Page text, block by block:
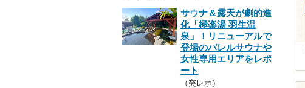
サウナ＆露天が劇的進
化「極楽湯 羽生温
泉」！リニューアルで
登場のバレルサウナや
女性専用エリアをレポ
ート
（突レポ）